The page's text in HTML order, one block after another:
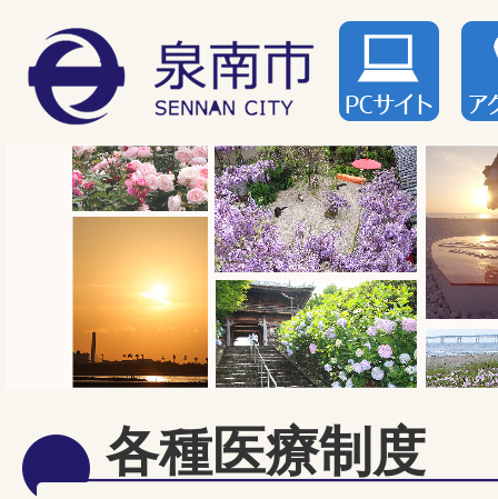
各種医療制度